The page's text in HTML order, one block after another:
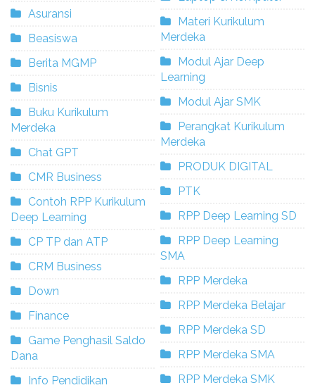
Asuransi
Beasiswa
Berita MGMP
Bisnis
Buku Kurikulum
Merdeka
Chat GPT
CMR Business
Contoh RPP Kurikulum
Deep Learning
CP TP dan ATP
CRM Business
Down
Finance
Game Penghasil Saldo
Dana
Info Pendidikan
Materi Kurikulum
Merdeka
Modul Ajar Deep
Learning
Modul Ajar SMK
Perangkat Kurikulum
Merdeka
PRODUK DIGITAL
PTK
RPP Deep Learning SD
RPP Deep Learning
SMA
RPP Merdeka
RPP Merdeka Belajar
RPP Merdeka SD
RPP Merdeka SMA
RPP Merdeka SMK